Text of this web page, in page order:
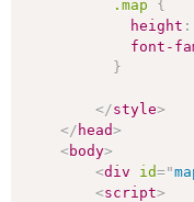
.map {
height :
font-
}
</style>
</ head>
<body>
<div id="
<script>